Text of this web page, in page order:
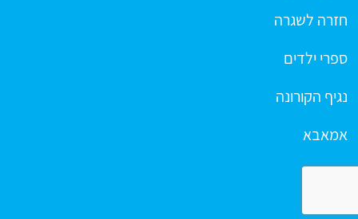
חזרה לשגרה
ספרי ילדים
נגיף הקורונה
אמאבא